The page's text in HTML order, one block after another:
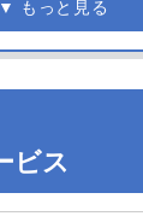
会社クリーンラ
0052
円（標準工
証付）
30分
無休
ビス